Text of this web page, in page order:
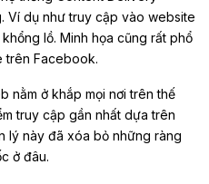
Ví dụ như truy cập vào website
lồ. Minh họa cũng rất phổ
trên Facebook.
nằm ở khắp mọi nơi trên thế
truy cập gần nhất dựa trên
lý này đã xóa bỏ những ràng
ở đâu.